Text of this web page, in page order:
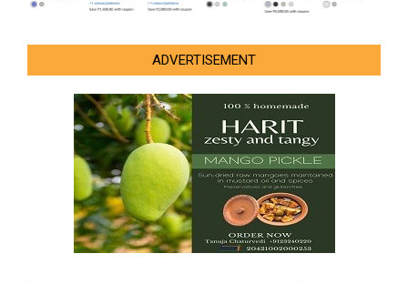
ADVERTISEMENT